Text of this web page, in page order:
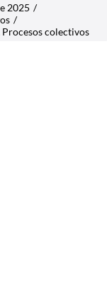
2025 /
/
Procesos colectivos